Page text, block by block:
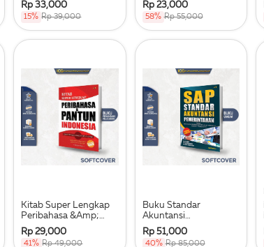
Rp 33,000
15% Rp 39,000
Rp 23,000
58% Rp 55,000
Kitab Super Lengkap
Peribahasa &Amp;
Pantun Indonesia
Rp 29,000
41% Rp 49,000
Buku Standar
Akuntansi
Pemerintahan
Rp 51,000
40% Rp 85,000